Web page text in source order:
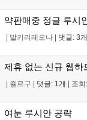
약판매중 정글 루시
| 발키리레오나 | 댓글: 3개
제휴 없는 신규 웹하
| 쥴르구 | 댓글: 1개 | 조
여눈 루시안 공략